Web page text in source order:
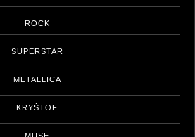
ROCK
SUPERSTAR
METALLICA
KRYŠTOF